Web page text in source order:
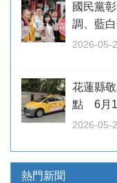
國民黨
調、藍
2026-05-
花蓮縣
點 6月1
2026-05-
熱門新聞